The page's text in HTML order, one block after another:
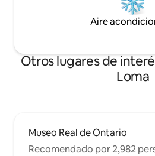
Aire
Otros lugares de
Loma
Museo Real de Ontario
Recomendado por 2,982